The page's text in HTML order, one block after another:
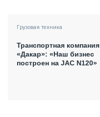
Грузовая техника
Транспортная компания
«Дакар»: «Наш бизнес
построен на JAC N120»